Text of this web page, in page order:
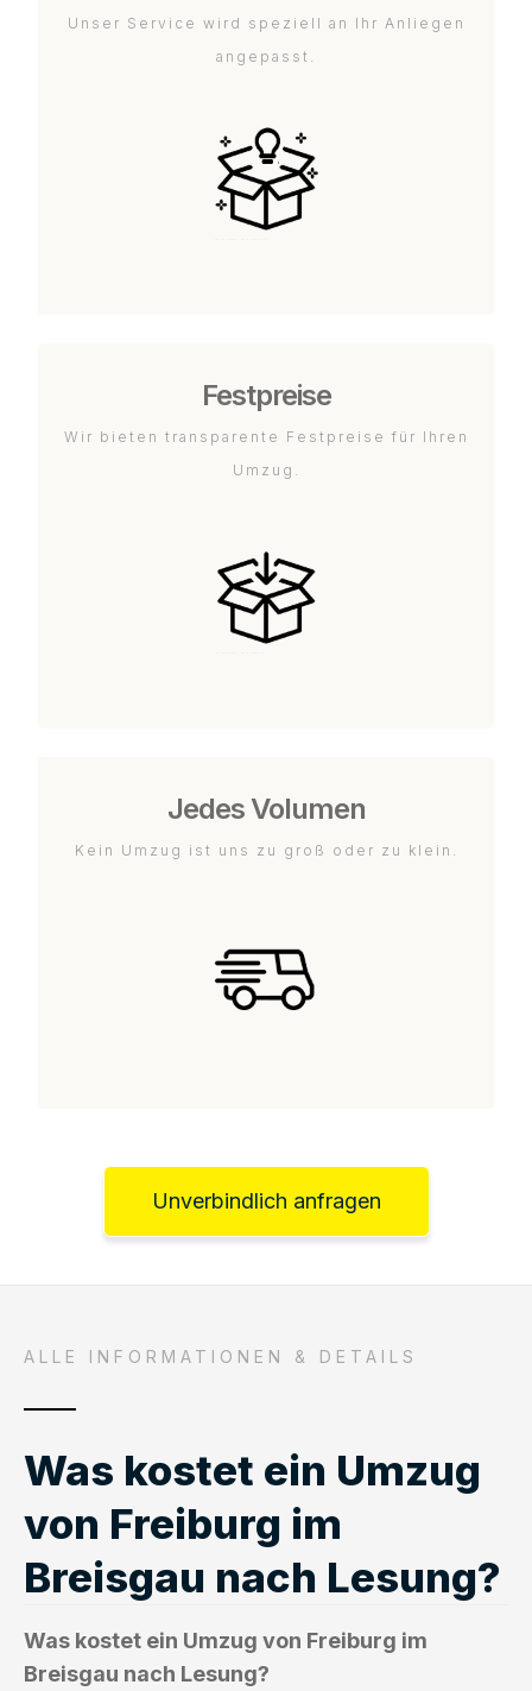
Unser Service wird speziell an Ihr Anliegen
angepasst.
Festpreise
Wir bieten transparente Festpreise für Ihren
Umzug.
Jedes Volumen
Kein Umzug ist uns zu groß oder zu klein.
Unverbindlich anfragen
ALLE INFORMATIONEN & DETAILS
Was kostet ein Umzug
von Freiburg im
Breisgau nach Lesung?
Was kostet ein Umzug von Freiburg im
Breisgau nach Lesung?